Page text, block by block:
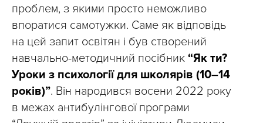
проблем, з якими просто неможливо
впоратися самотужки. Саме як відповідь
на цей запит освітян і був створений
навчально-методичний посібник “Як ти?
Уроки з психології для школярів (10–14
років)”. Він народився восени 2022 року
в межах антибулінгової програми